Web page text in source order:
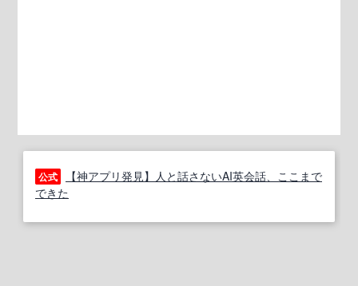
公式
【神アプリ発見】人と話さないAI英会話、ここまで
できた